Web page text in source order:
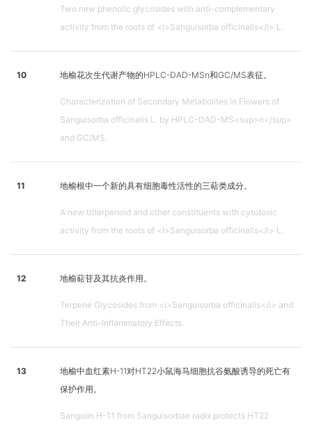
Two new phenolic glycosides with anti-complementary
activity from the roots of <i>Sanguisorba officinalis</i> L.
10 地榆花次生代谢产物的HPLC-DAD-MSn和GC/MS表征。
Characterization of Secondary Metabolites in Flowers of
Sanguisorba officinalis L. by HPLC-DAD-MS<sup>n</sup>
and GC/MS.
11 地榆根中一个新的具有细胞毒性活性的三萜类成分。
A new triterpenoid and other constituents with cytotoxic
activity from the roots of <i>Sanguisorba officinalis</i> L.
12 地榆萜苷及其抗炎作用。
Terpene Glycosides from <i>Sanguisorba officinalis</i> and
Their Anti-Inflammatory Effects.
13
地榆中血红素H-11对HT22小鼠海马细胞抗谷氨酸诱导的死亡有
保护作用。
Sanguiin H-11 from Sanguisorbae radix protects HT22